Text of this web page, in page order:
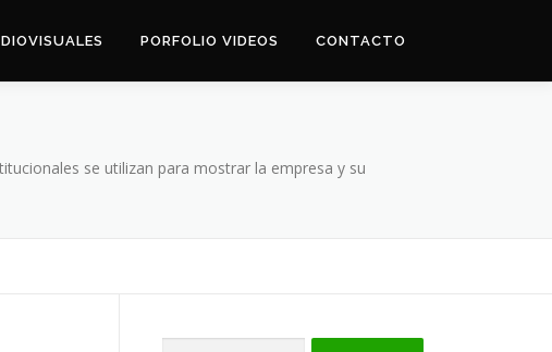
PORFOLIO VIDEOS CONTACTO
se utilizan para mostrar la empresa y su